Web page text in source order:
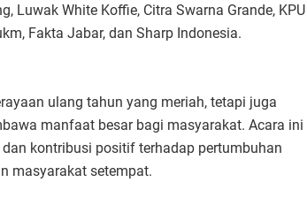
Luwak White Koffie, Citra Swarna Grande, KPU
Fakta Jabar, dan Sharp Indonesia.
ulang tahun yang meriah, tetapi juga
manfaat besar bagi masyarakat. Acara ini
kontribusi positif terhadap pertumbuhan
masyarakat setempat.